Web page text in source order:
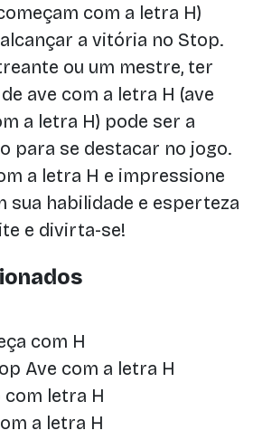
com a letra H)
a vitória no Stop.
ou um mestre, ter
ave com a letra H (ave
a letra H) pode ser a
para se destacar no jogo.
a letra H e impressione
sua habilidade e esperteza
e divirta-se!
com H
Ave com a letra H
com letra H
a letra H